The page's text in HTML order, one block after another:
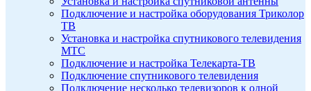
Подключение и настройка оборудования Триколор
ТВ
Установка и настройка спутникового телевидения
МТС
Подключение и настройка Телекарта-ТВ
Подключение спутникового телевидения
Подключение несколько телевизоров к одной